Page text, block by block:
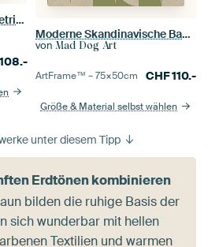
Abstrakte Bauhaus Geometrie in Gelb
Moderne Skandinavische Bauhaus Abstraktion Organisch
von Mad Dog Art
ArtFrame™ –75×50cm CHF110.-
Größe & Material selbst wählen
unter diesem Tipp
Erdtönen kombinieren
bilden die ruhige Basis der
sich wunderbar mit hellen
Textilien und warmen